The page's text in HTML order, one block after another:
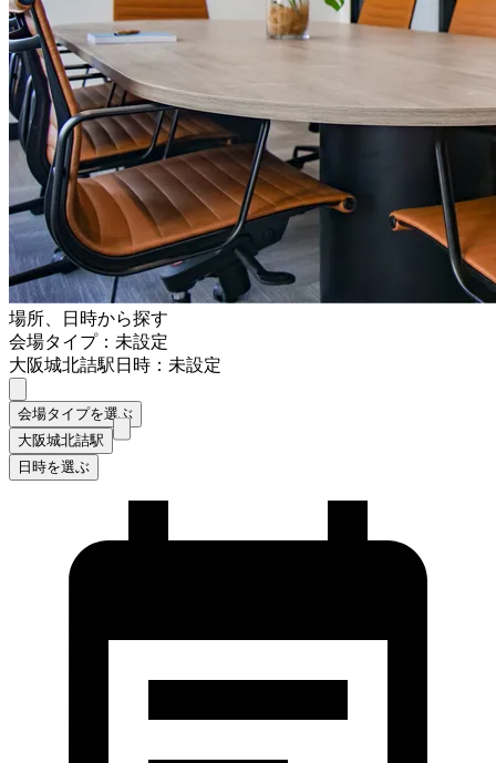
場所、日時から探す
会場タイプ：未設定
大阪城北詰駅日時：未設定
会場タイプを選ぶ
大阪城北詰駅
日時を選ぶ